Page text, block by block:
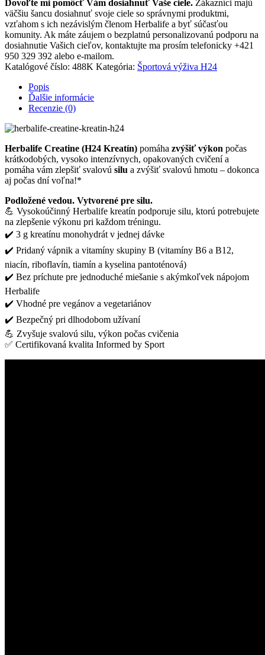
porcií,
228g)
Dovoľte mi pomôcť Vám dosiahnuť Vaše ciele. Zákazníci majú
väčšiu šancu dosiahnuť svoje ciele so správnymi produktmi,
vzťahom s ich nezávislým členom Herbalife a byť súčasťou
komunity. Ak máte záujem o bezplatnú personalizovanú podporu na
dosiahnutie Vašich cieľov, kontaktujte ma prosím telefonicky +421
950 329 392 alebo e-mailom.
Katalógové číslo: 488K Kategória: Športová výživa H24
Popis
Ďalšie informácie
Recenzie (0)
Herbalife Creatine (H24 Kreatín) pomáha zvýšiť výkon počas
krátkodobých, vysoko intenzívnych, opakovaných cvičení a
pomáha vám zlepšiť svalovú silu a zvýšiť svalovú hmotu – dokonca
aj počas dní voľna!*
Podložené vedou. Vytvorené pre silu.
💪 Vysokoúčinný Herbalife kreatín podporuje silu, ktorú potrebujete
na zlepšenie výkonu pri každom tréningu.
✔️ 3 g kreatínu monohydrát v jednej dávke
✔️ Pridaný vápnik a vitamíny skupiny B (vitamíny B6 a B12,
niacín, riboflavín, tiamín a kyselina pantoténová)
✔️ Bez príchute pre jednoduché miešanie s akýmkoľvek nápojom
Herbalife
✔️ Vhodné pre vegánov a vegetariánov
✔️ Bezpečný pri dlhodobom užívaní
💪 Zvyšuje svalovú silu, výkon počas cvičenia
✅ Certifikovaná kvalita Informed by Sport